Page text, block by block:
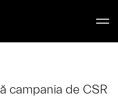
campania de CSR